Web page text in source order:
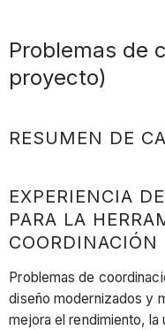
Problemas de
proyecto)
RESUMEN DE
EXPERIENCIA
PARA LA
COORDINACIÓN
Problemas de
diseño modernizados y
mejora el rendimiento,